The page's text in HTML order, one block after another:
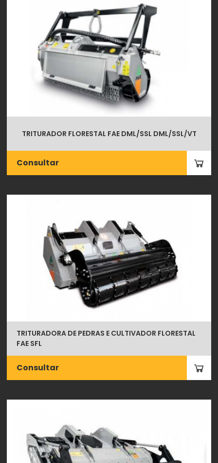
TRITURADOR FLORESTAL FAE DML/SSL DML/SSL/VT
Consultar
TRITURADORA DE PEDRAS E CULTIVADOR FLORESTAL
FAE SFL
Consultar